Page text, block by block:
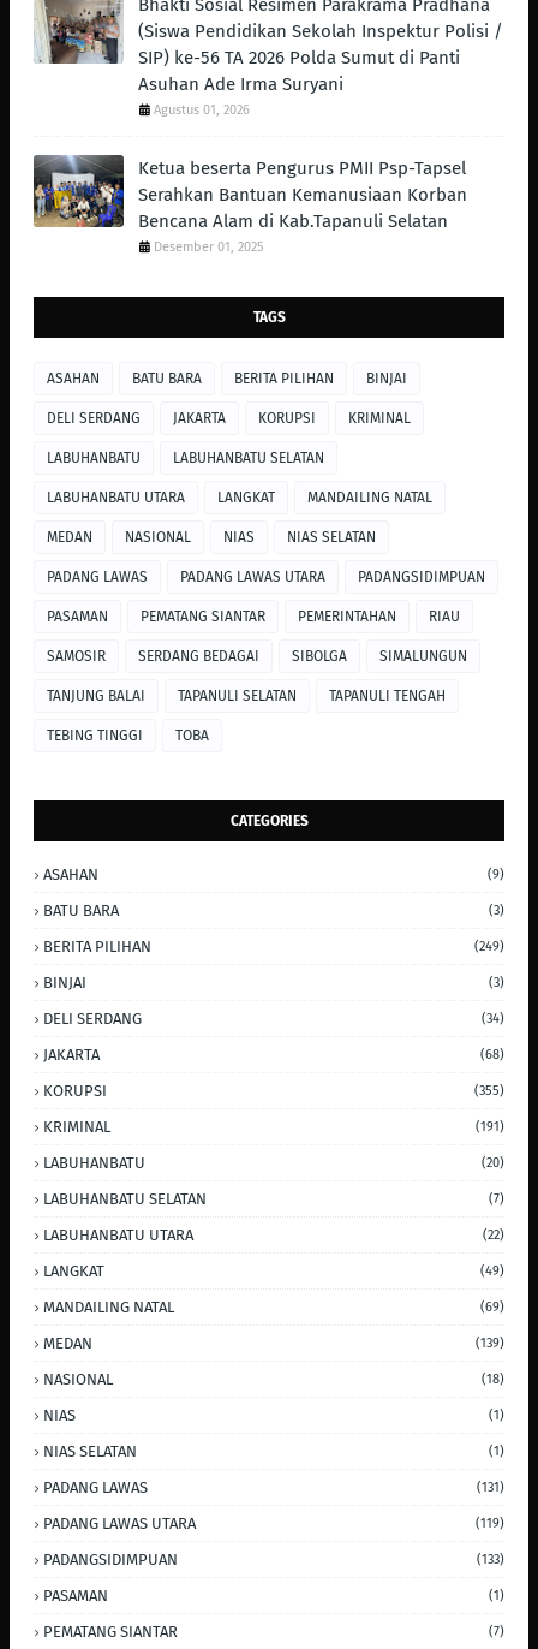
Bhakti Sosial Resimen Parakrama Pradhana
(Siswa Pendidikan Sekolah Inspektur Polisi /
SIP) ke-56 TA 2026 Polda Sumut di Panti
Asuhan Ade Irma Suryani
Agustus 01, 2026
Ketua beserta Pengurus PMII Psp-Tapsel
Serahkan Bantuan Kemanusiaan Korban
Bencana Alam di Kab.Tapanuli Selatan
Desember 01, 2025
TAGS
ASAHAN BATU BARA BERITA PILIHAN BINJAI
DELI SERDANG JAKARTA KORUPSI KRIMINAL
LABUHANBATU LABUHANBATU SELATAN
LABUHANBATU UTARA LANGKAT MANDAILING NATAL
MEDAN NASIONAL NIAS NIAS SELATAN
PADANG LAWAS PADANG LAWAS UTARA PADANGSIDIMPUAN
PASAMAN PEMATANG SIANTAR PEMERINTAHAN RIAU
SAMOSIR SERDANG BEDAGAI SIBOLGA SIMALUNGUN
TANJUNG BALAI TAPANULI SELATAN TAPANULI TENGAH
TEBING TINGGI TOBA
CATEGORIES
ASAHAN (9)
BATU BARA (3)
BERITA PILIHAN (249)
BINJAI (3)
DELI SERDANG (34)
JAKARTA (68)
KORUPSI (355)
KRIMINAL (191)
LABUHANBATU (20)
LABUHANBATU SELATAN (7)
LABUHANBATU UTARA (22)
LANGKAT (49)
MANDAILING NATAL (69)
MEDAN (139)
NASIONAL (18)
NIAS (1)
NIAS SELATAN (1)
PADANG LAWAS (131)
PADANG LAWAS UTARA (119)
PADANGSIDIMPUAN (133)
PASAMAN (1)
PEMATANG SIANTAR (7)